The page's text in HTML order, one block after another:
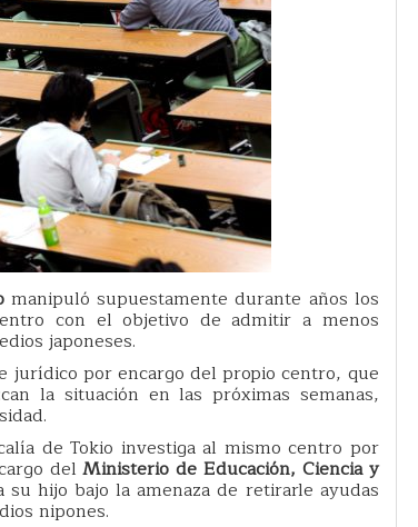
manipuló supuestamente durante años los
con el objetivo de admitir a menos
japoneses.
jurídico por encargo del propio centro, que
la situación en las próximas semanas,
de Tokio investiga al mismo centro por
delMinisterio de Educación, Ciencia y
hijo bajo la amenaza de retirarle ayudas
nipones.